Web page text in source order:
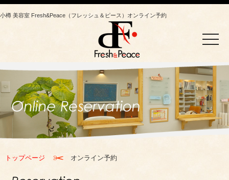
toggle
小樽 美容室 Fresh&Peace（フレッシュ＆ピース）オンライン予約
トップページ オンライン予約